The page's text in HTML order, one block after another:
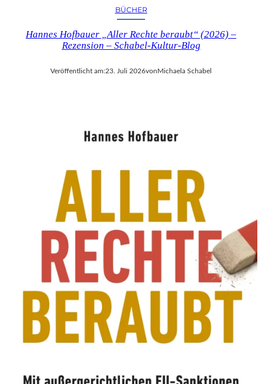
BÜCHER
Hannes Hofbauer „Aller Rechte beraubt“ (2026) –
Rezension – Schabel-Kultur-Blog
Veröffentlicht am:23. Juli 2026vonMichaela Schabel